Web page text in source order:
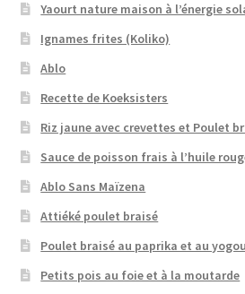
Yaourt nature maison à l’énergie
Ignames frites (Koliko)
Ablo
Recette de Koeksisters
Riz jaune avec crevettes et Poulet
Sauce de poisson frais à l’huile
Ablo Sans Maïzena
Attiéké poulet braisé
Poulet braisé au paprika et au
Petits pois au foie et à la moutarde